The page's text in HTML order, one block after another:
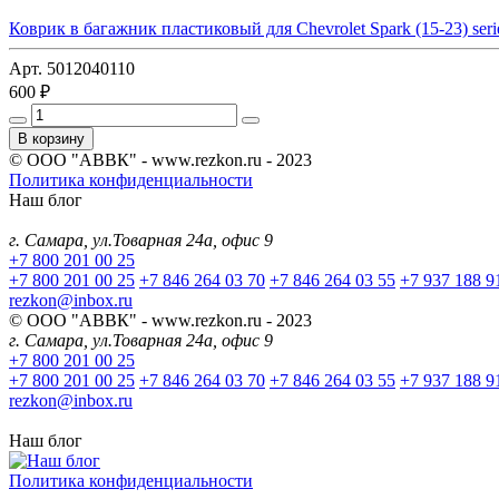
Коврик в багажник пластиковый для Chevrolet Spark (15-23)
Арт. 5012040110
600 ₽
В корзину
© ООО "АВВК" - www.rezkon.ru - 2023
Политика конфиденциальности
Наш блог
г. Самара, ул.Товарная 24а, офис 9
+7 800 201 00 25
+7 800 201 00 25 +7 846 264 03 70 +7 846 264 03 55 +7 937 188
rezkon@inbox.ru
© ООО "АВВК" - www.rezkon.ru - 2023
г. Самара, ул.Товарная 24а, офис 9
+7 800 201 00 25
+7 800 201 00 25 +7 846 264 03 70 +7 846 264 03 55 +7 937 188
rezkon@inbox.ru
Наш блог
Политика конфиденциальности